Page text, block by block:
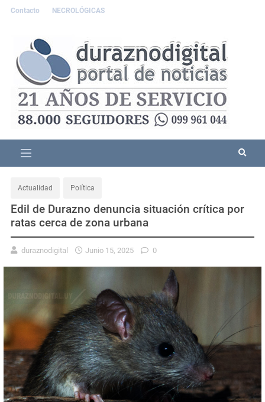
Contacto NECROLÓGICAS
Actualidad Política
Edil de Durazno denuncia situación crítica por
ratas cerca de zona urbana
duraznodigital Junio 15, 2025 0